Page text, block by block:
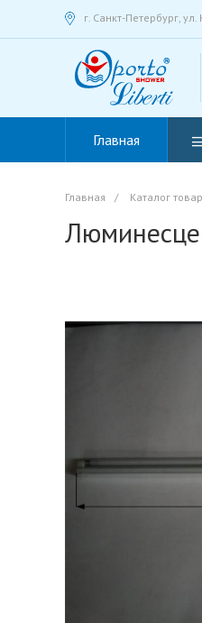
г. Санкт-Петербург,
Главная
Главная / Каталог